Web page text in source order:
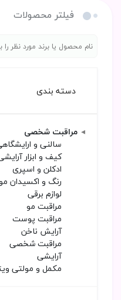
فیلتر محصولات
دسته بندی
مراقبت شخصی
سالنی و
کیف و ابزار
ادکلن و اسپری
رنگ و اکسیدان
لوازم برقی
مراقبت مو
مراقبت پوست
آرایش ناخن
مراقبت شخصی
آرایشی
مکمل و مولتی